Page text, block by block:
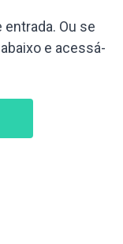
entrada. Ou se
e acessá-